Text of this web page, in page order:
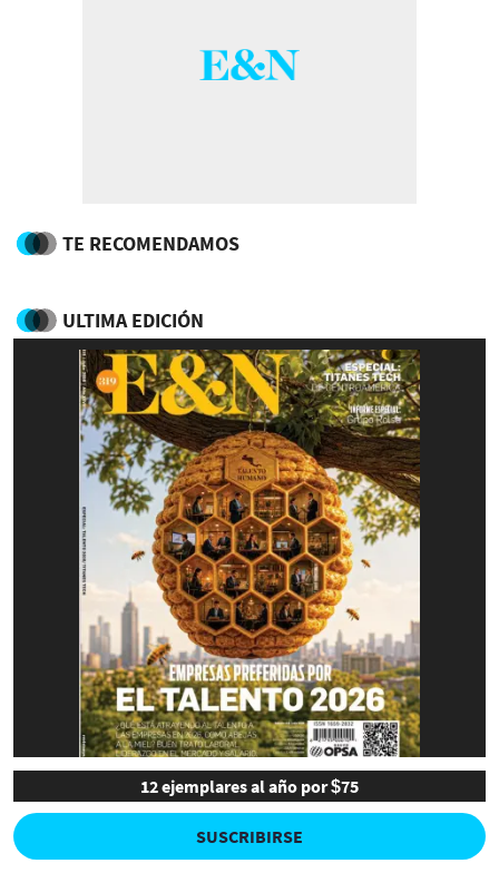
TE RECOMENDAMOS
ULTIMA EDICIÓN
12 ejemplares al año por $75
SUSCRIBIRSE